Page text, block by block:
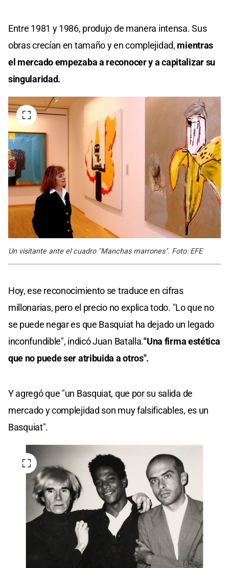
Entre 1981 y 1986, produjo de manera intensa. Sus
obras crecían en tamaño y en complejidad, mientras
el mercado empezaba a reconocer y a capitalizar su
singularidad.
Un visitante ante el cuadro "Manchas marrones". Foto: EFE
Hoy, ese reconocimiento se traduce en cifras
millonarias, pero el precio no explica todo. "Lo que no
se puede negar es que Basquiat ha dejado un legado
inconfundible", indicó Juan Batalla."Una firma estética
que no puede ser atribuida a otros".
Y agregó que "un Basquiat, que por su salida de
mercado y complejidad son muy falsificables, es un
Basquiat".